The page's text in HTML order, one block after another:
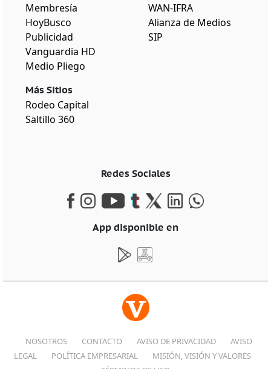
Membresía
HoyBusco
Publicidad
Vanguardia HD
Medio Pliego
Más Sitios
Rodeo Capital
Saltillo 360
WAN-IFRA
Alianza de Medios
SIP
Redes Sociales
App disponible en
NOSOTROS CONTACTO AVISO DE PRIVACIDAD
AVISO
LEGAL
POLÍTICA EMPRESARIAL
MISIÓN, VISIÓN Y VALORES